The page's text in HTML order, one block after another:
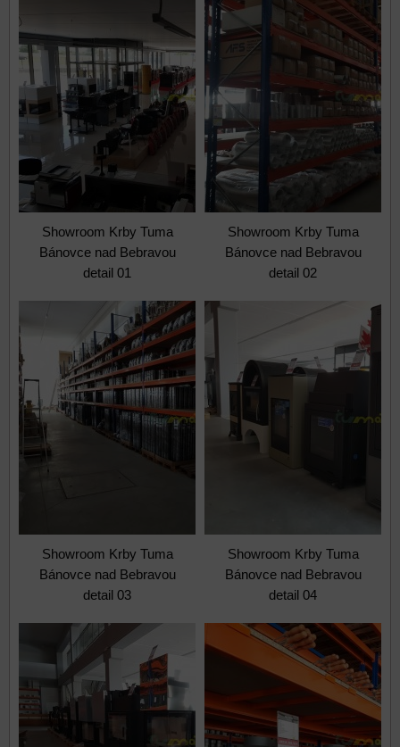
Showroom Krby Tuma
Bánovce nad Bebravou
detail 01
Showroom Krby Tuma
Bánovce nad Bebravou
detail 02
Showroom Krby Tuma
Bánovce nad Bebravou
detail 03
Showroom Krby Tuma
Bánovce nad Bebravou
detail 04